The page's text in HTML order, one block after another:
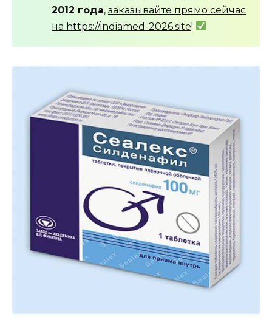
2012 года, заказывайте прямо сейчас
на https://indiamed-2026.site!